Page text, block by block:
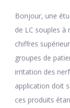
Bonjour, une
de LC souples
chiffres
groupes de
irritation des
application doit
ces produits